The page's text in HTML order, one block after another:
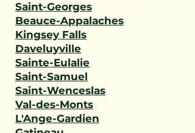
Saint-Georges
Beauce-Appalaches
Kingsey Falls
Daveluyville
Sainte-Eulalie
Saint-Samuel
Saint-Wenceslas
Val-des-Monts
L'Ange-Gardien